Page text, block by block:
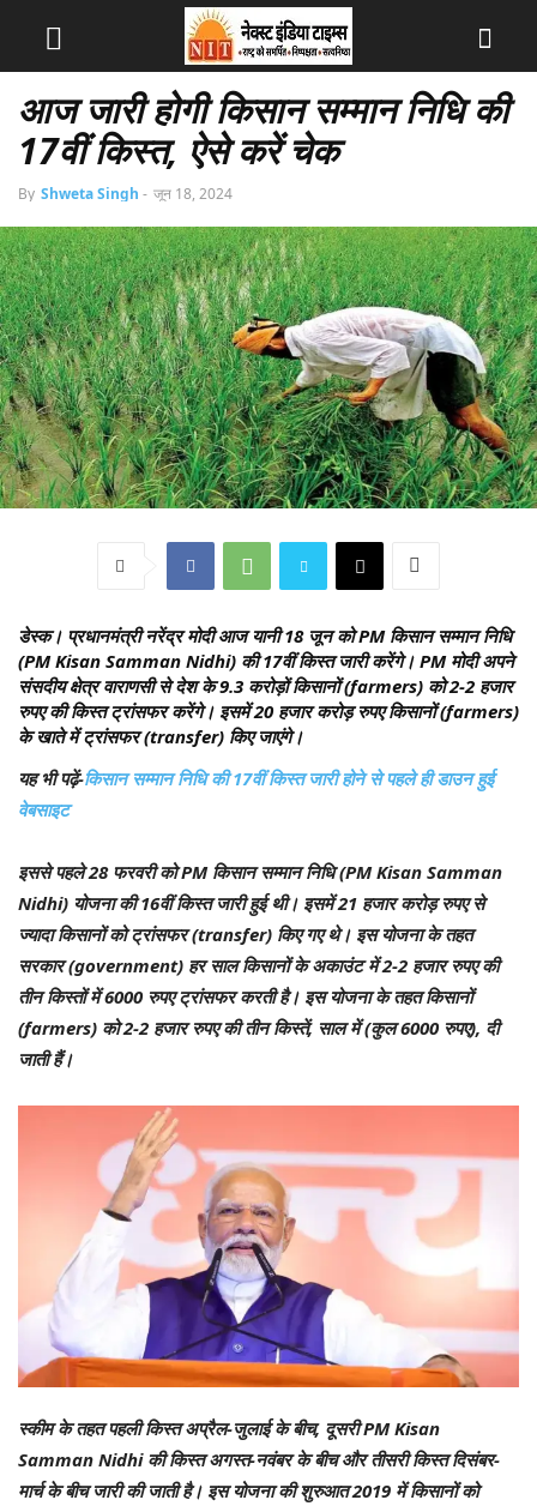
आज जारी होगी किसान सम्मान निधि की
17वीं किस्त, ऐसे करें चेक
By Shweta Singh - जून 18, 2024
डेस्क। प्रधानमंत्री नरेंद्र मोदी आज यानी 18 जून को PM किसान सम्मान निधि
(PM Kisan Samman Nidhi) की 17वीं किस्त जारी करेंगे। PM मोदी अपने
संसदीय क्षेत्र वाराणसी से देश के 9.3 करोड़ों किसानों (farmers) को 2-2 हजार
रुपए की किस्त ट्रांसफर करेंगे। इसमें 20 हजार करोड़ रुपए किसानों (farmers)
के खाते में ट्रांसफर (transfer) किए जाएंगे।
यह भी पढ़ें-किसान सम्मान निधि की 17वीं किस्त जारी होने से पहले ही डाउन हुई
वेबसाइट
इससे पहले 28 फरवरी को PM किसान सम्मान निधि (PM Kisan Samman
Nidhi) योजना की 16वीं किस्त जारी हुई थी। इसमें 21 हजार करोड़ रुपए से
ज्यादा किसानों को ट्रांसफर (transfer) किए गए थे। इस योजना के तहत
सरकार (government) हर साल किसानों के अकाउंट में 2-2 हजार रुपए की
तीन किस्तों में 6000 रुपए ट्रांसफर करती है। इस योजना के तहत किसानों
(farmers) को 2-2 हजार रुपए की तीन किस्तें, साल में (कुल 6000 रुपए), दी
जाती हैं।
स्कीम के तहत पहली किस्त अप्रैल-जुलाई के बीच, दूसरी PM Kisan
Samman Nidhi की किस्त अगस्त-नवंबर के बीच और तीसरी किस्त दिसंबर-
मार्च के बीच जारी की जाती है। इस योजना की शुरुआत 2019 में किसानों को